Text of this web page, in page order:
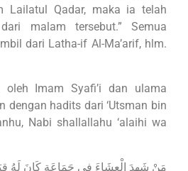
Lailatul Qadar, maka ia telah
malam tersebut.” Semua
dari Latha-if Al-Ma’arif, hlm.
Imam Syafi’i dan ulama
dengan hadits dari ‘Utsman bin
Nabi shallallahu ‘alaihi wa
مَنْ شَهِدَ الْعِشَاءَ فِى جَمَاعَةٍ كَانَ لَهُ